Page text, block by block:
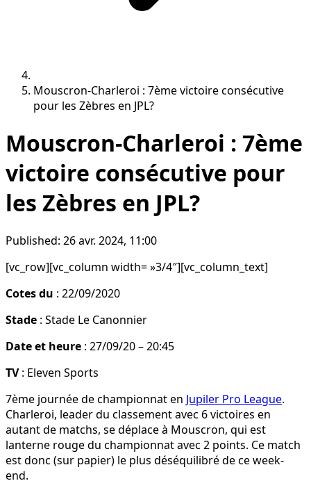
Mouscron-Charleroi : 7ème victoire consécutive
pour les Zèbres en JPL?
Mouscron-Charleroi : 7ème
victoire consécutive pour
les Zèbres en JPL?
Published: 26 avr. 2024, 11:00
[vc_row][vc_column width= »3/4″][vc_column_text]
Cotes du : 22/09/2020
Stade : Stade Le Canonnier
Date et heure : 27/09/20 – 20:45
TV: Eleven Sports
7ème journée de championnat en Jupiler Pro League.
Charleroi, leader du classement avec 6 victoires en
autant de matchs, se déplace à Mouscron, qui est
lanterne rouge du championnat avec 2 points. Ce match
est donc (sur papier) le plus déséquilibré de ce week-
end.